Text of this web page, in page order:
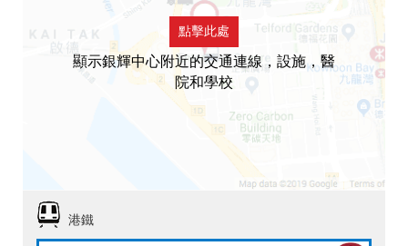
點擊此處
顯示銀輝中心附近的交通連線，設施，醫
院和學校
港鐵